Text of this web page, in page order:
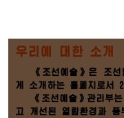
우리에 대한 소개
《조선예술》은 조선
게 소개하는 홈페지로서
《조선예술》관리부는
고 개선된 열람환경과 풍